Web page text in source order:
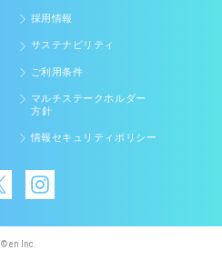
採用情報
サステナビリティ
ご利用条件
マルチステークホルダー
方針
情報セキュリティポリシー
© en Inc.